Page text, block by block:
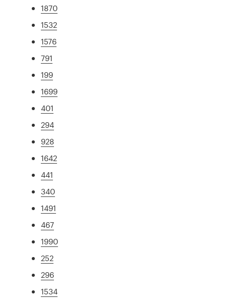
1870
1532
1576
791
199
1699
401
294
928
1642
441
340
1491
467
1990
252
296
1534